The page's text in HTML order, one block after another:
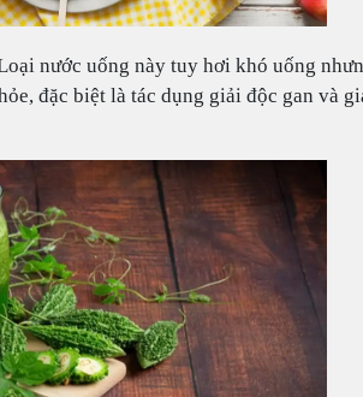
nước uống này tuy hơi khó uống
đặc biệt là tác dụng giải độc gan và